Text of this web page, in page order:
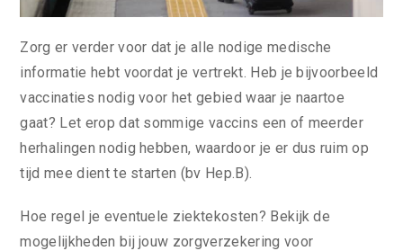
Zorg er verder voor dat je alle nodige medische
informatie hebt voordat je vertrekt. Heb je bijvoorbeeld
vaccinaties nodig voor het gebied waar je naartoe
gaat? Let erop dat sommige vaccins een of meerder
herhalingen nodig hebben, waardoor je er dus ruim op
tijd mee dient te starten (bv Hep.B).
Hoe regel je eventuele ziektekosten? Bekijk de
mogelijkheden bij jouw zorgverzekering voor